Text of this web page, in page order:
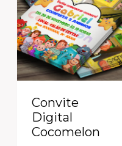
Convite
Digital
Cocomelon